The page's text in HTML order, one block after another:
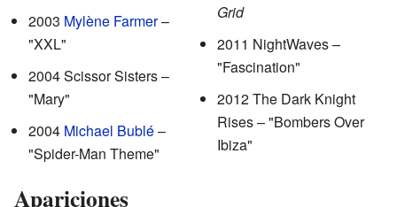
2003 Mylène Farmer–
"XXL"
2004 Scissor Sisters –
"Mary"
2004 Michael Bublé–
"Spider-Man Theme"
Grid
2011 NightWaves –
"Fascination"
2012 The Dark Knight
Rises – "Bombers Over
Ibiza"
Apariciones